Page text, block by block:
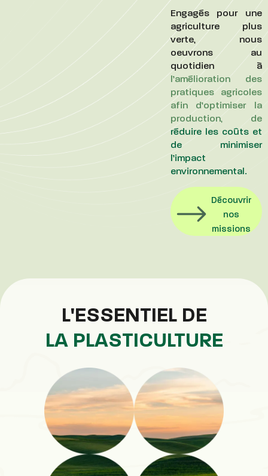
Engagés pour une
agriculture plus
verte, nous
oeuvrons au
quotidien à
l’amélioration des
pratiques agricoles
afin d’optimiser la
production, de
réduire les coûts et
de minimiser
l’impact
environnemental.
Découvrir
nos
missions
L'ESSENTIEL DE
LA PLASTICULTURE